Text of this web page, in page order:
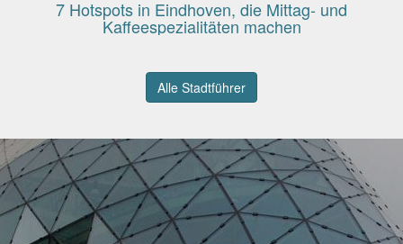
7 Hotspots in Eindhoven, die Mittag- und
Kaffeespezialitäten machen
Alle Stadtführer